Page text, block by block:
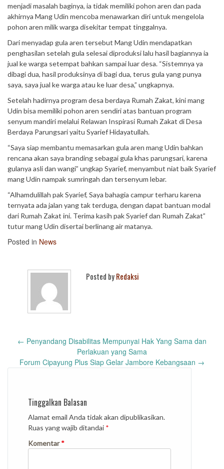
menjadi masalah baginya, ia tidak memiliki pohon aren dan pada
akhirnya Mang Udin mencoba menawarkan diri untuk mengelola
pohon aren milik warga disekitar tempat tinggalnya.
Dari menyadap gula aren tersebut Mang Udin mendapatkan
penghasilan setelah gula selesai diproduksi lalu hasil bagiannya ia
jual ke warga setempat bahkan sampai luar desa. “Sistemnya ya
dibagi dua, hasil produksinya di bagi dua, terus gula yang punya
saya, saya jual ke warga atau ke luar desa,” ungkapnya.
Setelah hadirnya program desa berdaya Rumah Zakat, kini mang
Udin bisa memiliki pohon aren sendiri atas bantuan program
senyum mandiri melalui Relawan Inspirasi Rumah Zakat di Desa
Berdaya Parungsari yaitu Syarief Hidayatullah.
“Saya siap membantu memasarkan gula aren mang Udin bahkan
rencana akan saya branding sebagai gula khas parungsari, karena
gulanya asli dan wangi” ungkap Syarief, menyambut niat baik Syarief
mang Udin nampak sumringah dan tersenyum lebar.
“Alhamdulillah pak Syarief, Saya bahagia campur terharu karena
ternyata ada jalan yang tak terduga, dengan dapat bantuan modal
dari Rumah Zakat ini. Terima kasih pak Syarief dan Rumah Zakat”
tutur mang Udin disertai berlinang air matanya.
Posted in News
Posted byRedaksi
Post
← Penyandang Disabilitas Mempunyai Hak Yang Sama dan
Perlakuan yang Sama
Forum Cipayung Plus Siap Gelar Jambore Kebangsaan →
Tinggalkan Balasan
Alamat email Anda tidak akan dipublikasikan.
Ruas yang wajib ditandai *
Komentar*